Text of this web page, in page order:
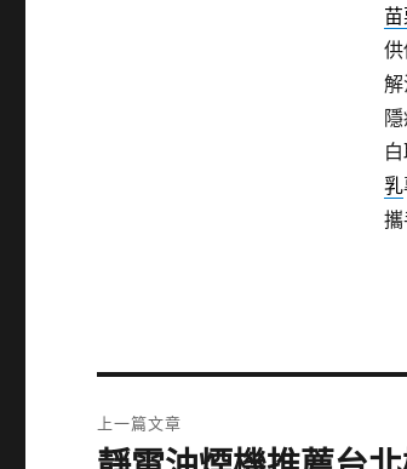
乳
章
上一篇文章
上